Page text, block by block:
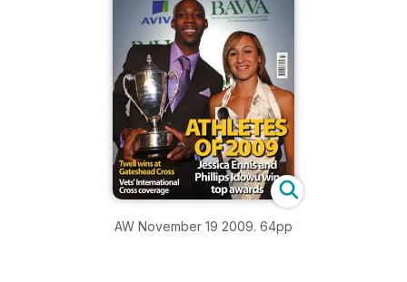
AW November 19 2009. 64pp